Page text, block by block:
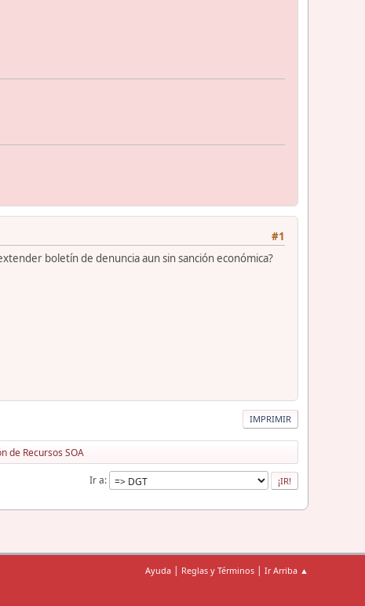
#1
boletín de denuncia aun sin sanción económica?
IMPRIMIR
de Recursos SOA
Ir a
Ayuda | Reglas y Términos | Ir Arriba ▲